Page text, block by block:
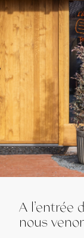
A l’entrée
nous